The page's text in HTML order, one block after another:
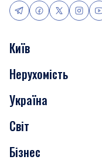
Київ
Події
Скандали
Нерухомість
Транспорт
Нерухомість
Україна
Світ
Бізнес